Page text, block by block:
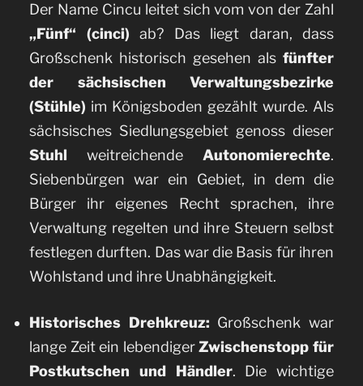
Der Name Cincu leitet sich vom von der Zahl
„Fünf“ (cinci) ab? Das liegt daran, dass
Großschenk historisch gesehen als fünfter
der sächsischen Verwaltungsbezirke
(Stühle) im Königsboden gezählt wurde. Als
sächsisches Siedlungsgebiet genoss dieser
Stuhl weitreichende Autonomierechte.
Siebenbürgen war ein Gebiet, in dem die
Bürger ihr eigenes Recht sprachen, ihre
Verwaltung regelten und ihre Steuern selbst
festlegen durften. Das war die Basis für ihren
Wohlstand und ihre Unabhängigkeit.
Historisches Drehkreuz: Großschenk war
lange Zeit ein lebendigerZwischenstopp für
Postkutschen und Händler. Die wichtige